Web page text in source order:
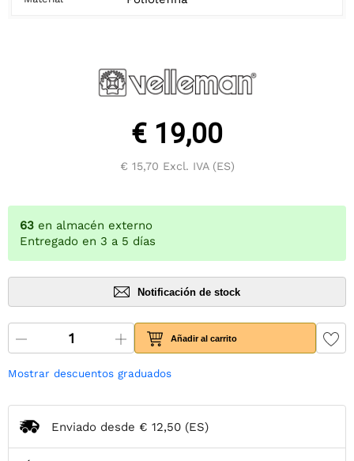
€ 19,00
€ 15,70 Excl. IVA (ES)
63 en almacén externo
Entregado en 3 a 5 días
Notificación de stock
Añadir al carrito
Mostrar descuentos graduados
Enviado desde € 12,50 (ES)